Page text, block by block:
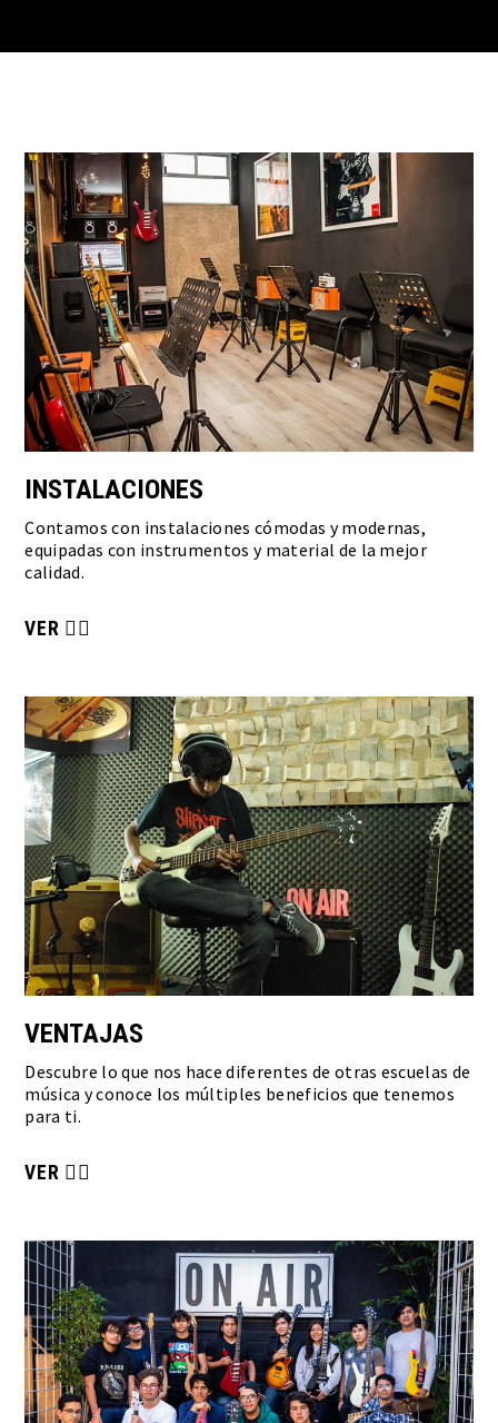
INSTALACIONES
Contamos con instalaciones cómodas y modernas,
equipadas con instrumentos y material de la mejor
calidad.
VER
VENTAJAS
Descubre lo que nos hace diferentes de otras escuelas de
música y conoce los múltiples beneficios que tenemos
para ti.
VER